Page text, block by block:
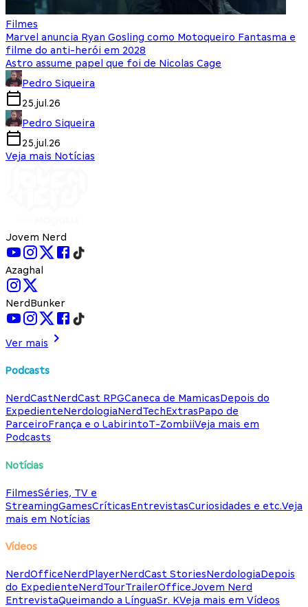
Filmes
Marvel anuncia Ryan Gosling como Motoqueiro Fantasma e
filme do anti-herói em 2028
Astro assume papel que foi de Nicolas Cage
Pedro Siqueira
25.jul.26
Pedro Siqueira
25.jul.26
Veja mais Notícias
Jovem Nerd
Azaghal
NerdBunker
Ver mais
Podcasts
NerdCastNerdCast RPGCaneca de MamicasDepois do
ExpedienteNerdologiaNerdTechExtrasPapo de
ParceiroFrança e o LabirintoT-ZombiiVeja mais em
Podcasts
Notícias
FilmesSéries, TV e
StreamingGamesCríticasEntrevistasCuriosidades e etc.Veja
mais em Notícias
Vídeos
NerdOfficeNerdPlayerNerdCast StoriesNerdologiaDepois
do ExpedienteNerdTourTrailerOfficeJovem Nerd
EntrevistaQueimando a LínguaSr. KVeja mais em Vídeos